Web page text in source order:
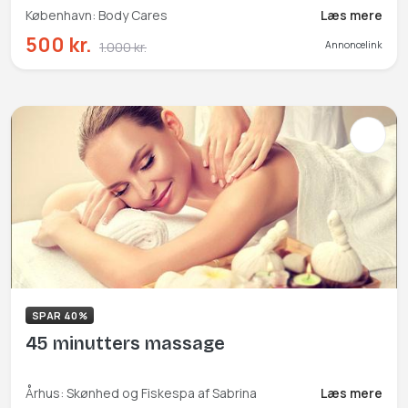
København: Body Cares Læs mere
500 kr. 1.000 kr. Annoncelink
SPAR 40%
45 minutters massage
Århus: Skønhed og Fiskespa af Sabrina Læs mere